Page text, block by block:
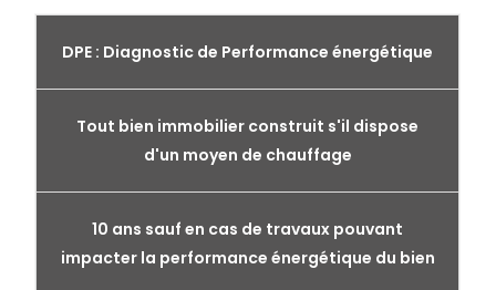
DPE : Diagnostic de Performance énergétique
Tout bien immobilier construit s'il dispose
d'un moyen de chauffage
10 ans sauf en cas de travaux pouvant
impacter la performance énergétique du bien